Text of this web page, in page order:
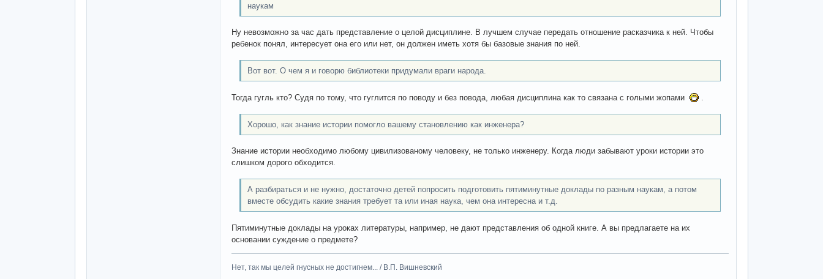
наукам
Ну невозможно за час дать представление о целой дисциплине. В лучшем случае передать отношение расказчика к ней. Чтобы
ребенок понял, интересует она его или нет, он должен иметь хотя бы базовые знания по ней.
Вот вот. О чем я и говорю библиотеки придумали враги народа.
Тогда гугль кто? Судя по тому, что гуглится по поводу и без повода, любая дисциплина как то связана с голыми жопами
Хорошо, как знание истории помогло вашему становлению как инженера?
Знание истории необходимо любому цивилизованому человеку, не только инженеру. Когда люди забывают уроки истории это
слишком дорого обходится.
А разбираться и не нужно, достаточно детей попросить подготовить пятиминутные доклады по разным наукам, а потом
вместе обсудить какие знания требует та или иная наука, чем она интересна и т.д.
Пятиминутные доклады на уроках литературы, например, не дают представления об одной книге. А вы предлагаете на их
основании суждение о предмете?
Нет, так мы целей гнусных не достигнем... / В.П. Вишневский